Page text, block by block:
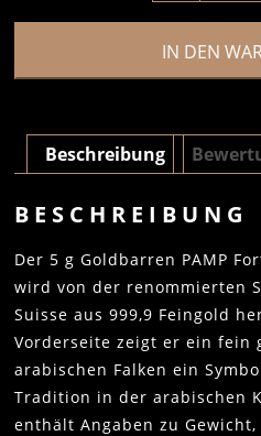
IN DEN
Beschreibung
BESCHREIBUNG
Der 5 g Goldbarren PAMP
wird von der renommierten
Suisse aus 999,9 Feingold
Vorderseite zeigt er ein fein
arabischen Falken ein
Tradition in der arabischen
enthält Angaben zu